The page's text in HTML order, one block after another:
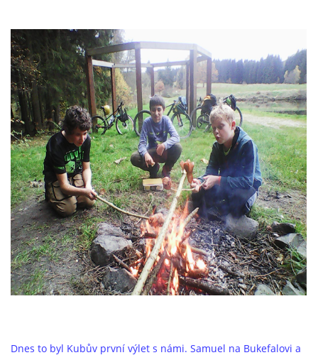
AKTUÁLNÍ VÝSLEDKY
BAZAR
PŘEHLED ZÁVODŮ
JEN PRO TRENÉRY
ZE ŽIVOTA BAJKERŮ
ROK 2024
ROK 2022
Dnes to byl Kubův první výlet s námi. Samuel na Bukefalovi a